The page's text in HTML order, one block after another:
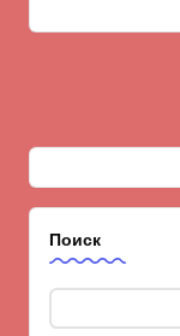
записей
Поиск